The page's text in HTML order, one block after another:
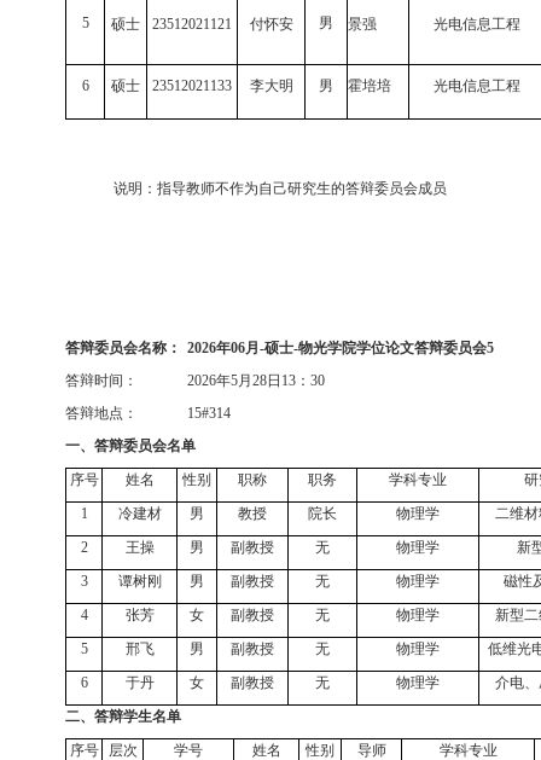
5 硕士 23512021121 付怀安 男 景强 光电信息工程
6 硕士 23512021133 李大明 男 霍培培 光电信息工程
说明：指导教师不作为自己研究生的答辩委员会成员
答辩委员会名称： 2026年06月-硕士-物光学院学位论文答辩委员会5
答辩时间：
2026年5月28日 13 ： 30
答辩地点：
15#314
一、答辩委员会名单
序号
姓名 性别 职称 职务 学科专业
研
1
冷建材 男 教授 院长 物理学
二维
2
王操 男 副教授 无 物理学
新
3
谭树刚 男 副教授 无 物理学
磁性
4
张芳 女 副教授 无 物理学
新型
5
邢飞 男 副教授 无 物理学
低维光
6
于丹 女 副教授 无 物理学
介电
二、答辩学生名单
序号
层次 学号 姓名 性别 导师 学科专业